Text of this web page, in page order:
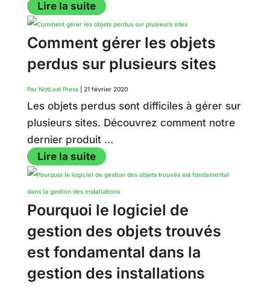
Lire la suite
Comment gérer les objets
perdus sur plusieurs sites
Par NotLost Press| 21 février 2020
Les objets perdus sont difficiles à gérer sur
plusieurs sites. Découvrez comment notre
dernier produit ...
Lire la suite
Pourquoi le logiciel de
gestion des objets trouvés
est fondamental dans la
gestion des installations